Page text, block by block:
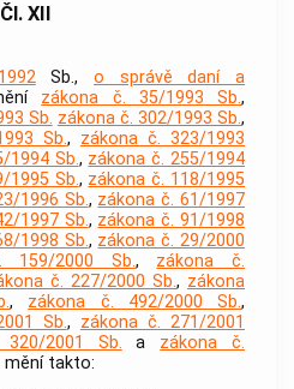
Čl. XII
Sb.,o správě daní a
zákona č. 35/1993 Sb.,
Sb. zákona č. 302/1993 Sb.,
Sb., zákona č. 323/1993
1994 Sb., zákona č. 255/1994
1995 Sb., zákona č. 118/1995
1996 Sb., zákona č. 61/1997
1997 Sb., zákona č. 91/1998
1998 Sb., zákona č. 29/2000
159/2000 Sb., zákona č.
č. 227/2000 Sb., zákona
, zákona č. 492/2000 Sb.,
Sb., zákona č. 271/2001
2001 Sb. a zákona č.
mění takto: